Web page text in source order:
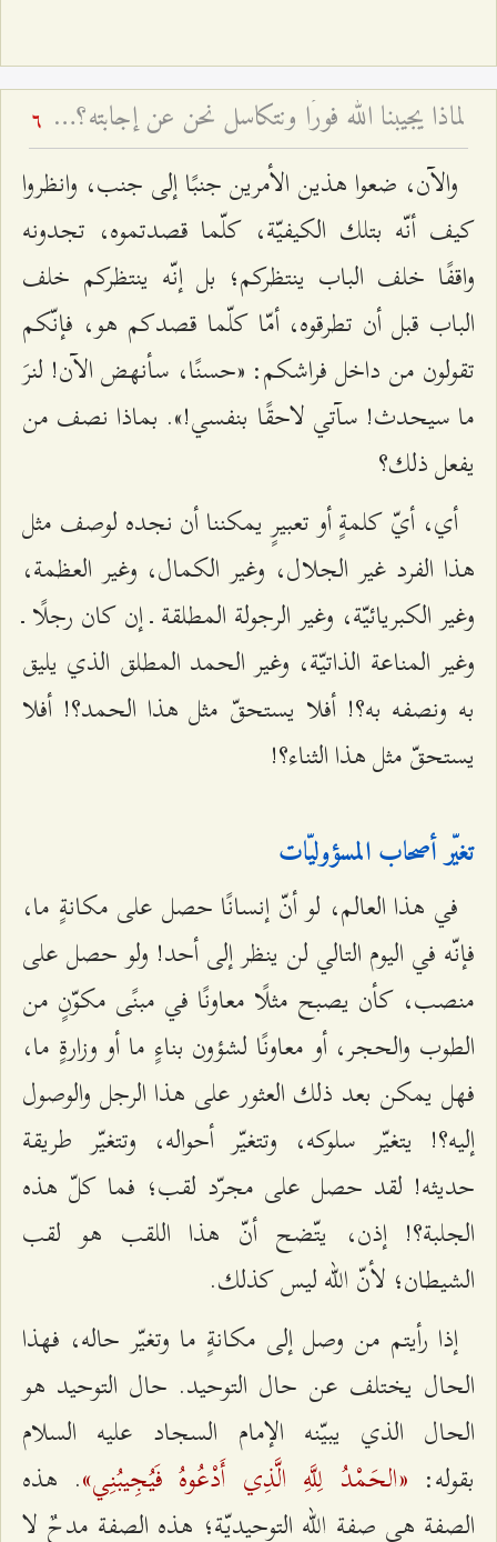
لماذا يجيبنا الله فورًا ونتكاسل نحن عن إجابته؟ - تغيّر أحوال أصحاب المسؤوليّة 6
والآن، ضعوا هذين الأمرين جنبًا إلى جنب، وانظروا
كيف أنّه بتلك الكيفيّة، كلّما قصدتموه، تجدونه
واقفًا خلف الباب ينتظركم؛ بل إنّه ينتظركم خلف
الباب قبل أن تطرقوه، أمّا كلّما قصدكم هو، فإنّكم
تقولون من داخل فراشكم: «حسنًا، سأنهض الآن! لنرَ
ما سيحدث! سآتي لاحقًا بنفسي!». بماذا نصف من
يفعل ذلك؟
أي، أيّ كلمةٍ أو تعبيرٍ يمكننا أن نجده لوصف مثل
هذا الفرد غير الجلال، وغير الكمال، وغير العظمة،
وغير الكبريائيّة، وغير الرجولة المطلقة ـ إن كان رجلًا ـ
وغير المناعة الذاتيّة، وغير الحمد المطلق الذي يليق
به ونصفه به؟! أفلا يستحقّ مثل هذا الحمد؟! أفلا
يستحقّ مثل هذا الثناء؟!
تغيّر أصحاب المسؤوليّات
في هذا العالم، لو أنّ إنسانًا حصل على مكانةٍ ما،
فإنّه في اليوم التالي لن ينظر إلى أحد! ولو حصل على
منصب، كأن يصبح مثلًا معاونًا في مبنًى مكوّنٍ من
الطوب والحجر، أو معاونًا لشؤون بناءٍ ما أو وزارةٍ ما،
فهل يمكن بعد ذلك العثور على هذا الرجل والوصول
إليه؟! يتغيّر سلوكه، وتتغيّر أحواله، وتتغيّر طريقة
حديثه! لقد حصل على مجرّد لقب؛ فما كلّ هذه
الجلبة؟! إذن، يتّضح أنّ هذا اللقب هو لقب
الشيطان؛ لأنّ الله ليس كذلك.
إذا رأيتم من وصل إلى مكانةٍ ما وتغيّر حاله، فهذا
الحال يختلف عن حال التوحيد. حال التوحيد هو
الحال الذي يبيّنه الإمام السجاد عليه السلام
بقوله: «الحَمْدُ لِلَّهِ الَّذِي أَدْعُوهُ فَيُجِيبُنِي». هذه
الصفة هي صفة الله التوحيديّة؛ هذه الصفة مدحٌ لا